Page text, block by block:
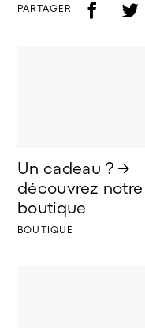
PARTAGER f t
Un cadeau ? →
découvrez notre
boutique
BOUTIQUE